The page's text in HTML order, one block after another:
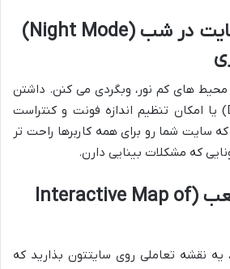
حالت مطالعه سایت در شب (Night Mode)
های کم نور، وبگردی می کنن. داشتن
حالت شب (Dark Mode) یا امکان تنظیم اندازه فونت و کنتراست
سایت شما رو برای همه کاربرها راحت تر
که مشکلات بینایی دارن.
نقشه تعاملی شعب (Interactive Map of
یه نقشه تعاملی روی سایتتون بذارید که